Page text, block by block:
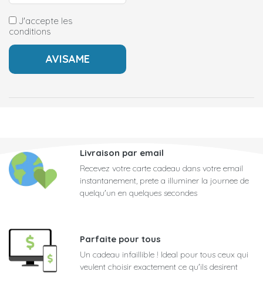
J'accepte les
conditions
Livraison par email
Recevez votre carte cadeau dans votre email
instantanement, prete a illuminer la journee de
quelqu'un en quelques secondes
Parfaite pour tous
Un cadeau infaillible ! Ideal pour tous ceux qui
veulent choisir exactement ce qu'ils desirent